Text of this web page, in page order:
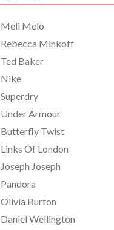
Meli Melo
Rebecca Minkoff
Ted Baker
Nike
Superdry
Under Armour
Butterfly Twist
Links Of London
Joseph Joseph
Pandora
Olivia Burton
Daniel Wellington